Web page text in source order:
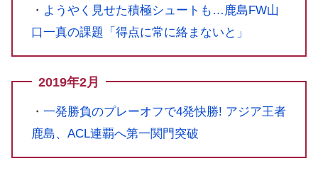
・ ようやく見せた積極シュートも…鹿島FW山
口一真の課題「得点に常に絡まないと」
2019年2月
・ 一発勝負のプレーオフで4発快勝! アジア王者
鹿島、ACL連覇へ第一関門突破